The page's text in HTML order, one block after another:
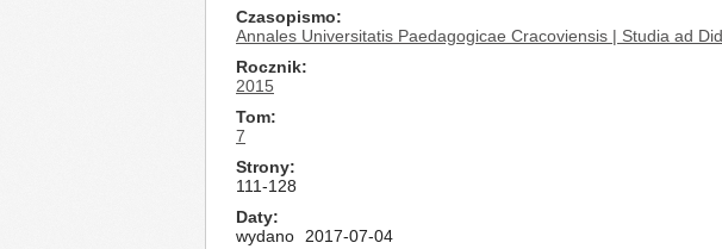
Czasopismo
Annales Universitatis Paedagogicae Cracoviensis | Studia ad
Rocznik
2015
Tom
7
Strony
111-128
Daty
wydano
2017-07-04